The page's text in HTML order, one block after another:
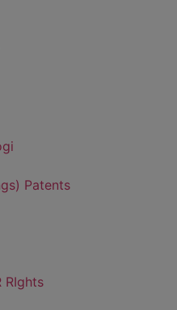
Patents
RIghts